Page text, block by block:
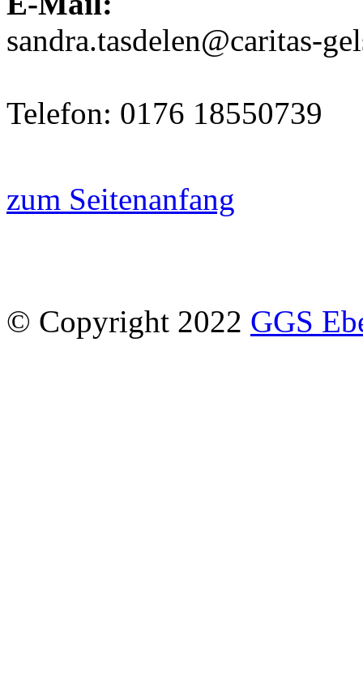
sandra.tasdelen@caritas-
Telefon: 0176 18550739
zum Seitenanfang
© Copyright 2022 GGS